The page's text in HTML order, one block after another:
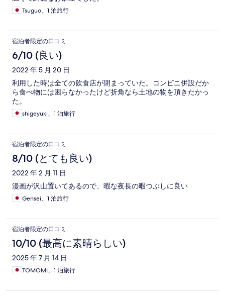
Tsuguo、1 泊旅行
宿泊者限定の口コミ
6/10 (良い)
2022 年 5 月 20 日
利用した時は全ての飲食店が閉まっていた。コンビニ併設だか
ら食べ物には困らなかったけど折角なら土地の物を頂きたかっ
た。
shigeyuki、1 泊旅行
宿泊者限定の口コミ
8/10 (とても良い)
2022 年 2 月 11 日
漫画が沢山置いてあるので、暇な夜長の暇つぶしに良い
Gensei、1 泊旅行
宿泊者限定の口コミ
10/10 (最高に素晴らしい)
2025 年 7 月 14 日
TOMOMI、1 泊旅行